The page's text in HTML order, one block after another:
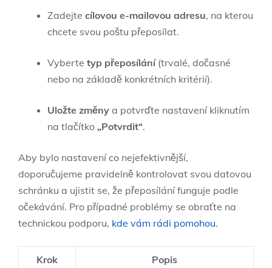
Zadejte cílovou e-mailovou adresu, na kterou
chcete svou poštu přeposílat.
Vyberte typ přeposílání(trvalé, dočasné
nebo na základě konkrétních kritérií).
Uložte změny a potvrďte nastavení kliknutím
na tlačítko „Potvrdit“.
Aby bylo nastavení co nejefektivnější,
doporučujeme pravidelně kontrolovat svou datovou
schránku a ujistit se, že přeposílání funguje podle
očekávání. Pro případné problémy se obraťte na
technickou podporu, kde vám rádi pomohou.
Krok Popis